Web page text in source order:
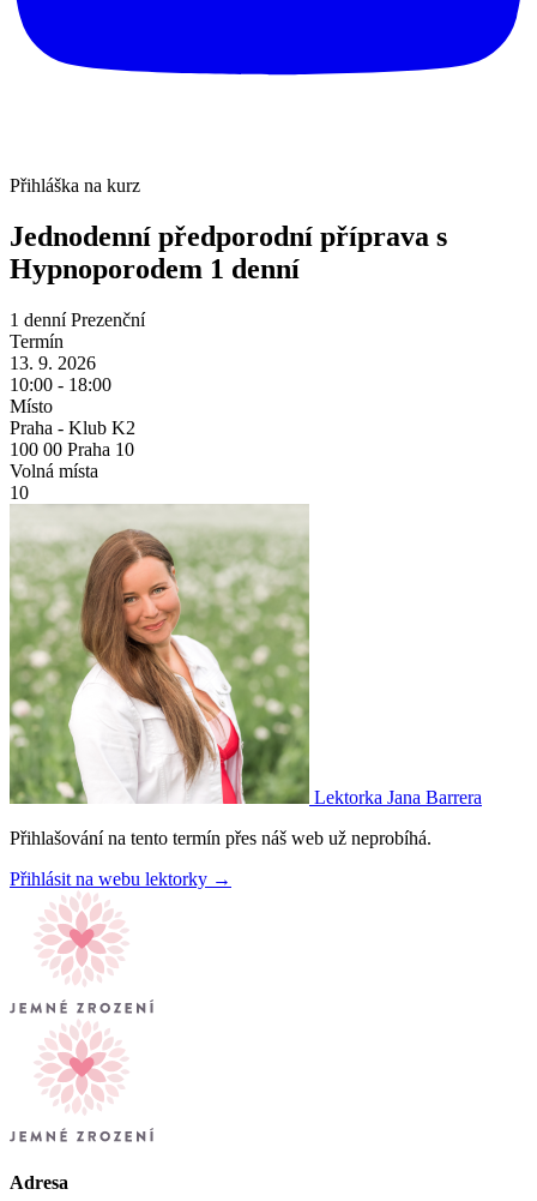
Přihláška na kurz
Jednodenní předporodní příprava s
Hypnoporodem 1 denní
1 denní Prezenční
Termín
13. 9. 2026
10:00 - 18:00
Místo
Praha - Klub K2
100 00 Praha 10
Volná místa
10
Lektorka Jana Barrera
Přihlašování na tento termín přes náš web už neprobíhá.
Přihlásit na webu lektorky →
Adresa